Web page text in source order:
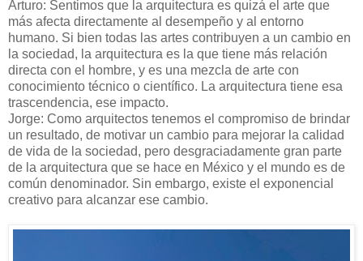
Arturo: Sentimos que la arquitectura es quizá el arte que
más afecta directamente al desempeño y al entorno
humano. Si bien todas las artes contribuyen a un cambio en
la sociedad, la arquitectura es la que tiene más relación
directa con el hombre, y es una mezcla de arte con
conocimiento técnico o científico. La arquitectura tiene esa
trascendencia, ese impacto.
Jorge: Como arquitectos tenemos el compromiso de brindar
un resultado, de motivar un cambio para mejorar la calidad
de vida de la sociedad, pero desgraciadamente gran parte
de la arquitectura que se hace en México y el mundo es de
común denominador. Sin embargo, existe el exponencial
creativo para alcanzar ese cambio.